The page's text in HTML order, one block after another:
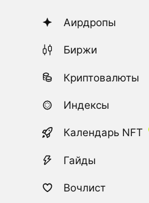
Аирдропы
Биржи
Криптовалюты
Индексы
Календарь NFT
Гайды
Вочлист